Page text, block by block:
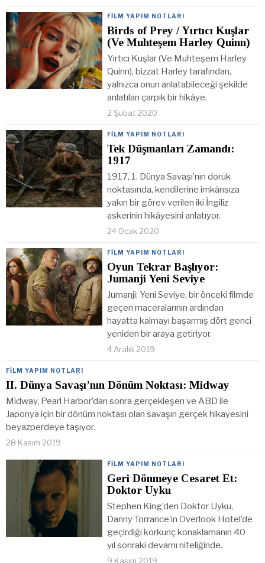
FILM YAPIM NOTLARI
Birds of Prey / Yırtıcı Kuşlar
(Ve Muhteşem Harley Quinn)
Yırtıcı Kuşlar (Ve Muhteşem Harley
Quinn), bizzat Harley tarafından,
yalnızca onun anlatabileceği şekilde
anlatılan çarpık bir hikâye.
2 Şubat 2020
FILM YAPIM NOTLARI
Tek Düşmanları Zamandı:
1917
1917, 1. Dünya Savaşı’nın doruk
noktasında, kendilerine imkânsıza
yakın bir görev verilen iki İngiliz
askerinin hikâyesini anlatıyor.
24 Ocak 2020
FILM YAPIM NOTLARI
Oyun Tekrar Başlıyor:
Jumanji Yeni Seviye
Jumanji: Yeni Seviye, bir önceki filmde
geçen maceralarının ardından
hayatta kalmayı başarmış dört genci
yeniden bir araya getiriyor.
4 Aralık 2019
FILM YAPIM NOTLARI
II. Dünya Savaşı’nın Dönüm Noktası: Midway
Midway, Pearl Harbor’dan sonra gerçekleşen ve ABD ile
Japonya için bir dönüm noktası olan savaşın gerçek hikayesini
beyazperdeye taşıyor.
28 Kasım 2019
FILM YAPIM NOTLARI
Geri Dönmeye Cesaret Et:
Doktor Uyku
Stephen King’den Doktor Uyku,
Danny Torrance’in Overlook Hotel’de
geçirdiği korkunç konaklamanın 40
yıl sonraki devamı niteliğinde.
9 Kasım 2019